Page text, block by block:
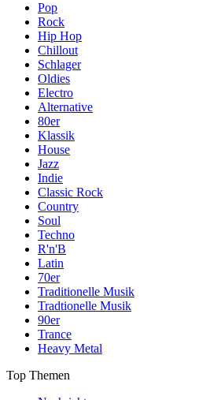
Pop
Rock
Hip Hop
Chillout
Schlager
Oldies
Electro
Alternative
80er
Klassik
House
Jazz
Indie
Classic Rock
Country
Soul
Techno
R'n'B
Latin
70er
Traditionelle Musik
Tradtionelle Musik
90er
Trance
Heavy Metal
Top Themen